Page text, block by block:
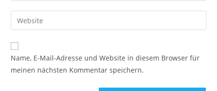
Name, E-Mail-Adresse und Website in diesem Browser für
meinen nächsten Kommentar speichern.